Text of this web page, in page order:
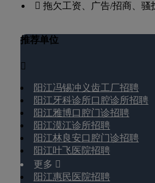
 拖欠工资、广告/招商、
推荐单位

阳江冯锡冲义齿工厂招聘
阳江牙科诊所口腔诊所招聘
阳江雅博口腔门诊招聘
阳江漠江诊所招聘
阳江林良安口腔门诊招聘
阳江叶飞医院招聘
更多 
阳江惠民医院招聘